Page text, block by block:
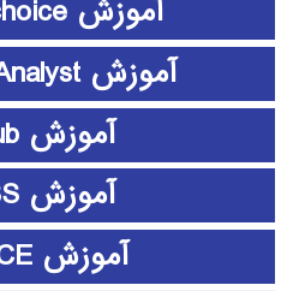
آموزش expert choice
آموزش Frontier Analyst
آموزش github
آموزش HFSS
آموزش HSPICE